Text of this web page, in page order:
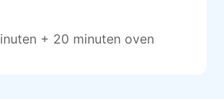
+ 20 minuten oven